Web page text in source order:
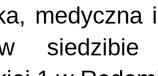
medyczna
siedzibie